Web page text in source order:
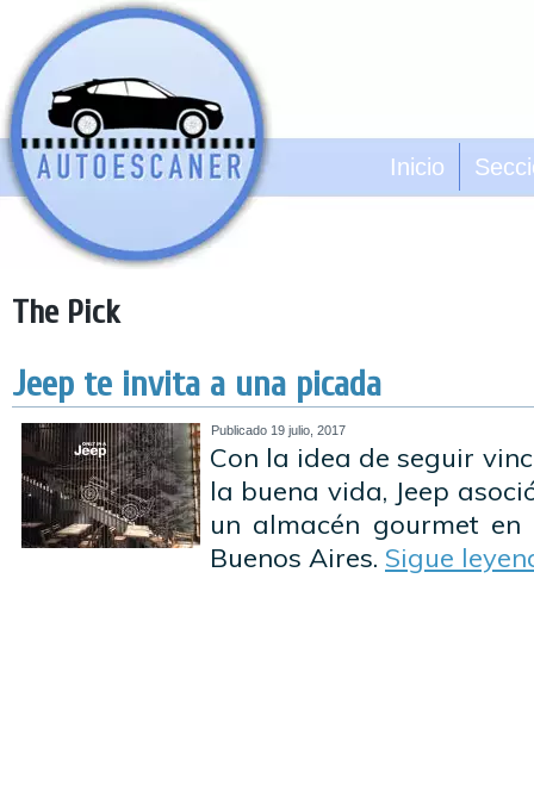
Inicio
The Pick
Jeep te invita a una picada
Publicado 19 julio, 2017
Con la idea de seguir
la buena vida, Jeep
un almacén gourmet
Buenos Aires. Sigue